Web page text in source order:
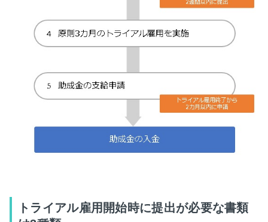
トライアル雇用開始時に提出が必要な書類